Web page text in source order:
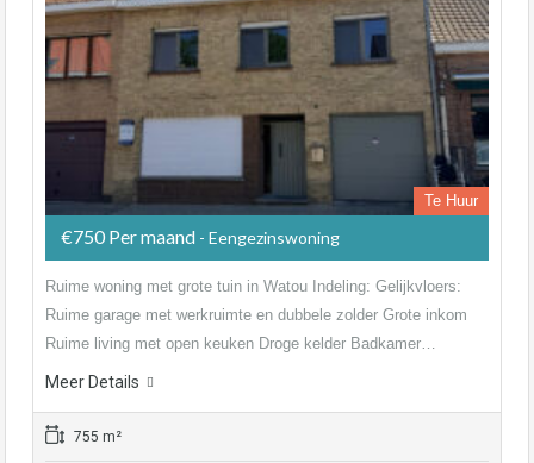
Te Huur
€750 Per maand - Eengezinswoning
Ruime woning met grote tuin in Watou Indeling: Gelijkvloers:
Ruime garage met werkruimte en dubbele zolder Grote inkom
Ruime living met open keuken Droge kelder Badkamer…
Meer Details
755 m²